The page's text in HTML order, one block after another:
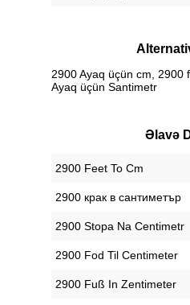
2900 Ayaq üçün cm, 2900
Ayaq üçün Santimetr
Əlavə
‎2900 Feet To Cm
‎2900 крак в сантиметър
‎2900 Stopa Na Centimetr
‎2900 Fod Til Centimeter
‎2900 Fuß In Zentimeter